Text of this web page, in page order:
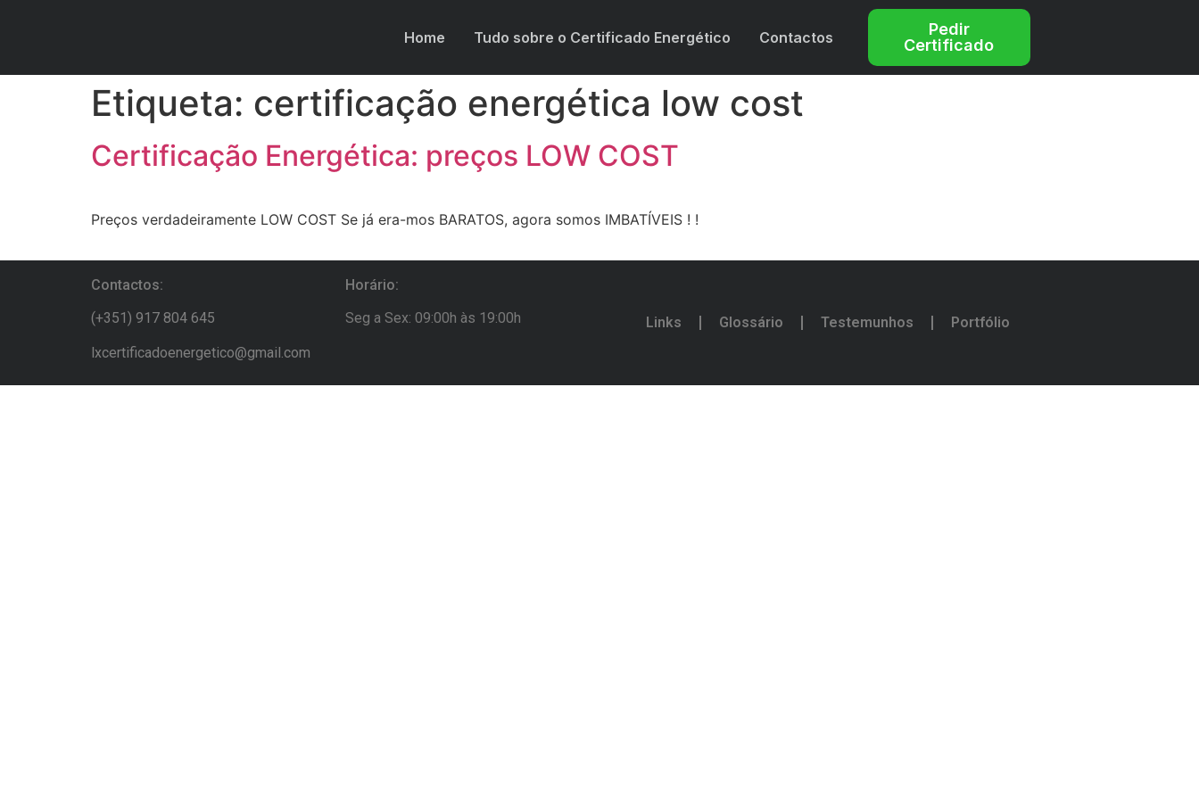
Home Tudo sobre o Certificado Energético Contactos
Pedir
Certificado
Etiqueta: certificação energética low cost
Certificação Energética: preços LOW COST
Preços verdadeiramente LOW COST Se já era-mos BARATOS, agora somos IMBATÍVEIS ! !
Contactos:
(+351) 917 804 645
lxcertificadoenergetico@gmail.com
Horário:
Seg a Sex: 09:00h às 19:00h
Links Glossário Testemunhos Portfólio